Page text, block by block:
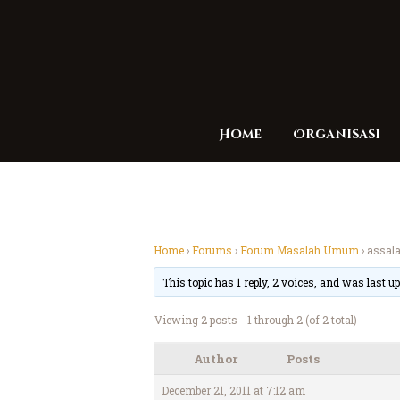
Home Organisasi
Home›Forums ›Forum Masalah Umum ›
This topic has 1 reply, 2 voices, and was last
Viewing 2 posts - 1 through 2 (of 2 total)
Author Posts
December 21, 2011 at 7:12 am